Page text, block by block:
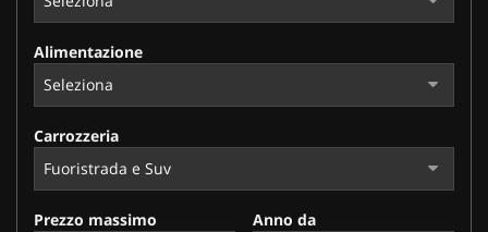
NOLEGGIO BREVE TERMINE
CONTATTI
Alimentazione
Carrozzeria
Prezzo massimo Anno da